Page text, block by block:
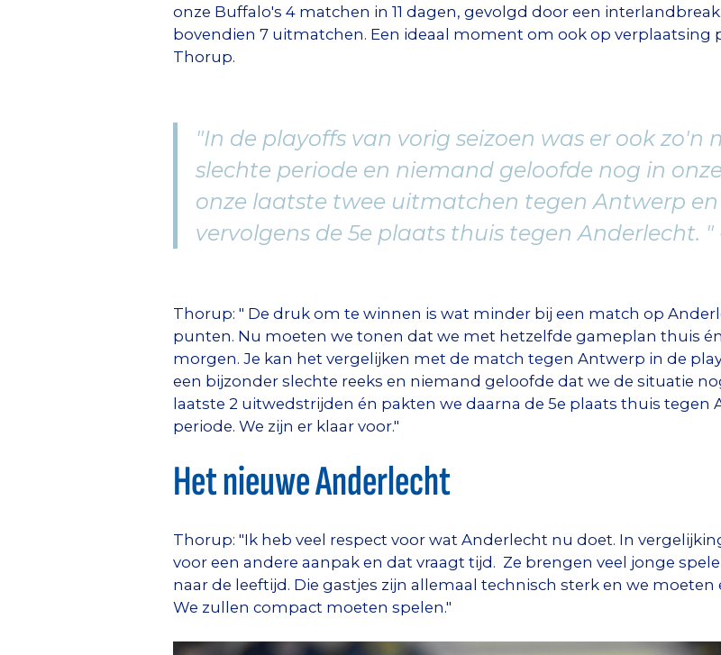
onze Buffalo's 4 matchen in 11 dagen, gevolgd door een
bovendien 7 uitmatchen. Een ideaal moment om ook op verplaatsing
Thorup.
"In de playoffs van vorig seizoen was er ook zo'n
slechte periode en niemand geloofde nog in
onze laatste twee uitmatchen tegen Antwerp
vervolgens de 5e plaats thuis tegen Anderlecht. "
Thorup: " De druk om te winnen is wat minder bij een match op
punten. Nu moeten we tonen dat we met hetzelfde gameplan thuis
morgen. Je kan het vergelijken met de match tegen Antwerp in de
een bijzonder slechte reeks en niemand geloofde dat we de situatie
laatste 2 uitwedstrijden én pakten we daarna de 5e plaats thuis tegen
periode. We zijn er klaar voor."
Het nieuwe Anderlecht
Thorup: "Ik heb veel respect voor wat Anderlecht nu doet. In
voor een andere aanpak en dat vraagt tijd. Ze brengen veel jonge
naar de leeftijd. Die gastjes zijn allemaal technisch sterk en we
We zullen compact moeten spelen."